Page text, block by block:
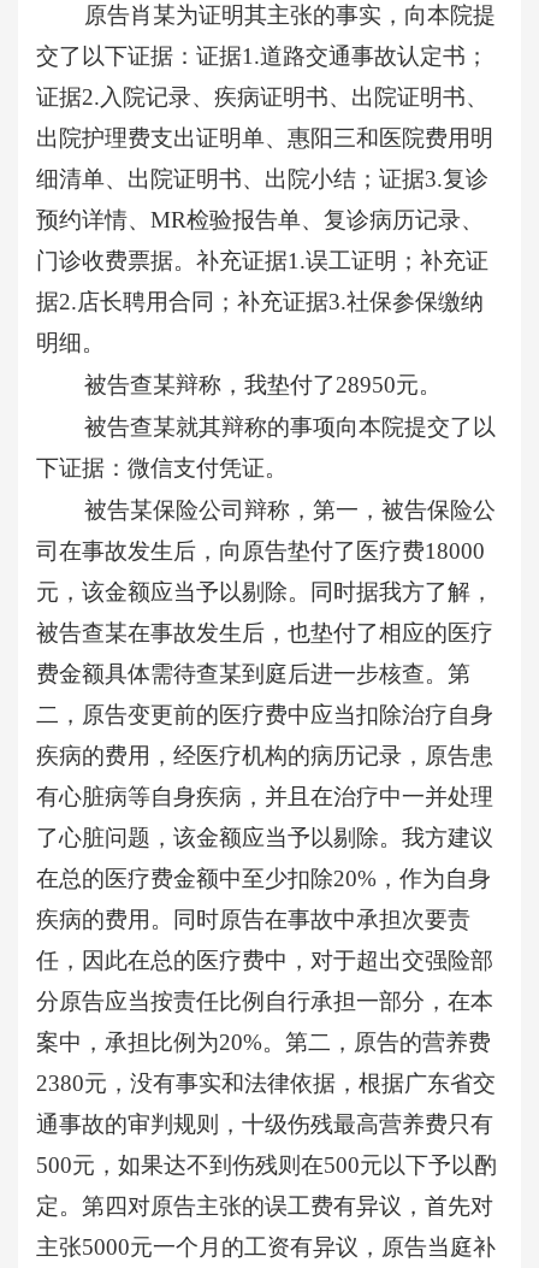
原告肖某为证明其主张的事实，向本院提
交了以下证据：证据1.道路交通事故认定书；
证据2.入院记录、疾病证明书、出院证明书、
出院护理费支出证明单、惠阳三和医院费用明
细清单、出院证明书、出院小结；证据3.复诊
预约详情、MR检验报告单、复诊病历记录、
门诊收费票据。补充证据1.误工证明；补充证
据2.店长聘用合同；补充证据3.社保参保缴纳
明细。
被告查某辩称，我垫付了28950元。
被告查某就其辩称的事项向本院提交了以
下证据：微信支付凭证。
被告某保险公司辩称，第一，被告保险公
司在事故发生后，向原告垫付了医疗费18000
元，该金额应当予以剔除。同时据我方了解，
被告查某在事故发生后，也垫付了相应的医疗
费金额具体需待查某到庭后进一步核查。第
二，原告变更前的医疗费中应当扣除治疗自身
疾病的费用，经医疗机构的病历记录，原告患
有心脏病等自身疾病，并且在治疗中一并处理
了心脏问题，该金额应当予以剔除。我方建议
在总的医疗费金额中至少扣除20%，作为自身
疾病的费用。同时原告在事故中承担次要责
任，因此在总的医疗费中，对于超出交强险部
分原告应当按责任比例自行承担一部分，在本
案中，承担比例为20%。第二，原告的营养费
2380元，没有事实和法律依据，根据广东省交
通事故的审判规则，十级伤残最高营养费只有
500元，如果达不到伤残则在500元以下予以酌
定。第四对原告主张的误工费有异议，首先对
主张5000元一个月的工资有异议，原告当庭补